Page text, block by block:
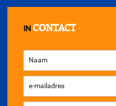
IN CONTACT